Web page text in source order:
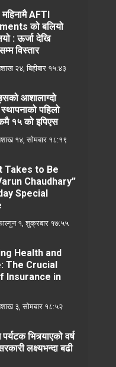
AFTI
को बलियो
: ऊर्जा देखि
विस्तार
२४, बिहीबार १५:४३
आशालाग्दो
पहिलो
१५ को इपिएस
१४, सोमबार १८:१९
Takes to Be
Chaudhary”
Special
१, शुक्रबार १७:५५
Health and
The Crucial
Insurance in
३, सोमबार १८:५२
भित्र्याएको वर्ष
लक्ष्यभन्दा बढी